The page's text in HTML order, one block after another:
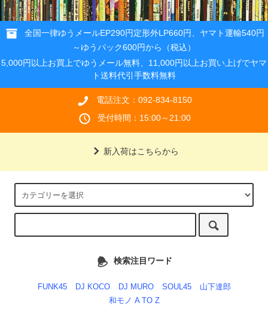
全国一律ゆうメールEP290円定形外LP660円、ヤマト運輸540円
～ゆうパック600円から（税込）
5,000円以上お買上でゆうメール無料、11,000円以上お買い上げでヤマ
ト送料代引手数料無料
電話注文：092-834-8150
受付時間：15:00～21:00
新入荷はこちらから
検索注目ワード
FUNK45 DJ KOCO DJ MURO SOUL45
山下達郎
和モノ A TO Z